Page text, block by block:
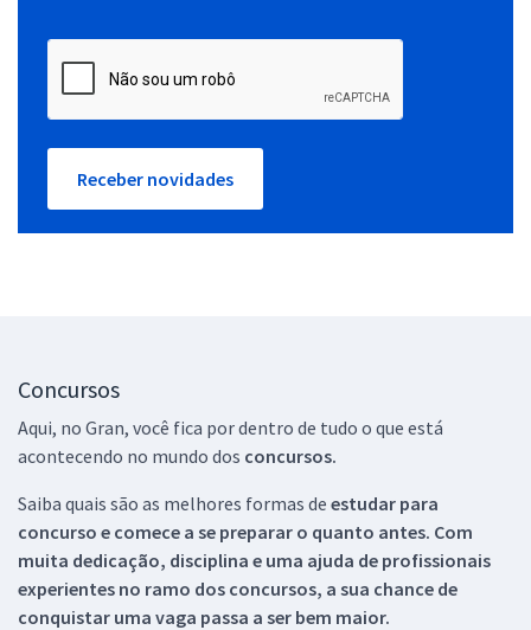
Receber novidades
Concursos
Aqui, no Gran, você fica por dentro de tudo o que está
acontecendo no mundo dos concursos.
Saiba quais são as melhores formas de estudar para
concurso e comece a se preparar o quanto antes. Com
muita dedicação, disciplina e uma ajuda de profissionais
experientes no ramo dos concursos, a sua chance de
conquistar uma vaga passa a ser bem maior.